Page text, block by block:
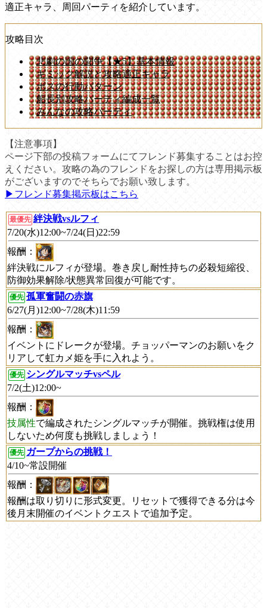
適正キャラ、周回パーティを紹介しています。
攻略目次
悲劇の国の闘争【★5】基本情報
ギミック解説と攻略適正キャラ
ボスの行動パターン
船長別攻略パーティ編成一覧
みんなの攻略パーティ
【注意事項】
ページ下部の投稿フォームにてフレンド募集することはお控
えください。攻略の為のフレンドをお探しの方は専用掲示板
がございますのでそちらでお願い致します。
▶︎フレンド募集掲示板はこちら
最優先 絆決戦vsルフィ
7/20(水)12:00~7/24(日)22:59
報酬：
絆決戦にルフィが登場。巻き戻し耐性持ちの必殺短縮役、
防御効果解除/状態異常回復が可能です。
優先 孤軍奮闘の赤旗
6/27(月)12:00~7/28(木)11:59
報酬：
イベントにドレークが登場。チョッパーマンのお願いをク
リアして虹カメ姫を手に入れよう。
優先 シングルマッチvsペル
7/2(土)12:00~
報酬：
技属性で編成されたシングルマッチが開催。挑戦権は使用
しないため何度も挑戦しましょう！
優先 ガープからの挑戦！
4/10~常設開催
報酬：
報酬は取り切りに形式変更。リセットで獲得できる分は今
後月末開催のイベントクエストで追加予定。